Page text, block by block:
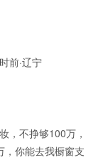
前·辽宁
，不挣够100万，
，你能去我橱窗支